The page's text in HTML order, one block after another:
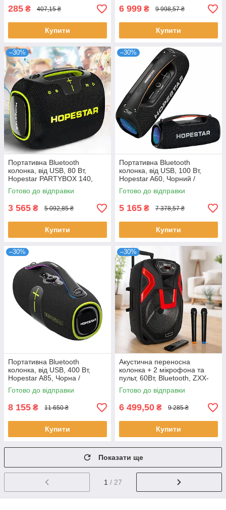
285 ₴ 407,15 ₴
Купити
6 999 ₴ 9 998,57 ₴
Купити
–30%
Портативна Bluetooth
колонка, від USB, 80 Вт,
Hopestar PARTYBOX 140,
Чорний / Блютуз колонка /
Безпровідна колонка
Готово до відправки
3 565 ₴ 5 092,85 ₴
Купити
–30%
Портативна Bluetooth
колонка, від USB, 100 Вт,
Hopestar A60, Чорний /
Безпровідна колонка / Блютуз
колонка
Готово до відправки
5 165 ₴ 7 378,57 ₴
Купити
–30%
Портативна Bluetooth
колонка, від USB, 400 Вт,
Hopestar A85, Чорна /
Безпровідна колонка / Блютуз
колонка
Готово до відправки
8 155 ₴ 11 650 ₴
Купити
–30%
Акустична переносна
колонка + 2 мікрофона та
пульт, 60Вт, Bluetooth, ZXX-
1503, Чорний / Автономна
акустика / Караоке-колонка
Готово до відправки
6 499,50 ₴ 9 285 ₴
Купити
Показати ще
1 / 27